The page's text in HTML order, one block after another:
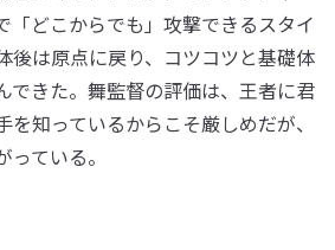
「どこからでも」攻撃できるスタイ
後は原点に戻り、コツコツと基礎体
できた。舞監督の評価は、王者に君
知っているからこそ厳しめだが、
ている。